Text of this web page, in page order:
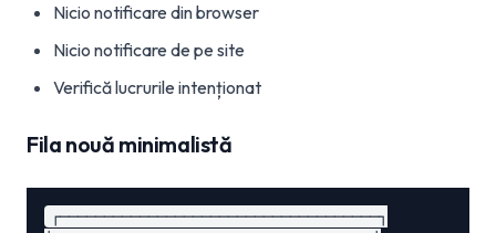
Nicio notificare din browser
Nicio notificare de pe site
Verifică lucrurile intenționat
Fila nouă minimalistă
┌────────────────────────────────────┐